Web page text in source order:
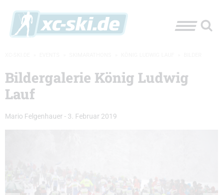
Bildergalerie König Ludwig
Lauf
Mario Felgenhauer - 3. Februar 2019